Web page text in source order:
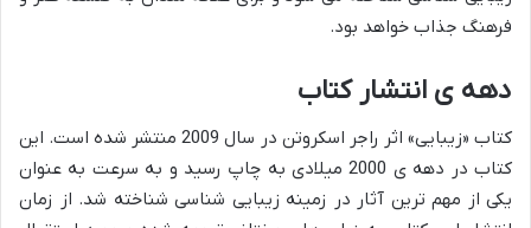
فرهنگ جذاب خواهد بود.
دهه ی انتشار کتاب
کتاب «زیبایی» اثر راجر اسکروتن در سال 2009 منتشر شده است. این
کتاب در دهه ی 2000 میلادی به چاپ رسید و به سرعت به عنوان
یکی از مهم ترین آثار در زمینه زیبایی شناسی شناخته شد. از زمان